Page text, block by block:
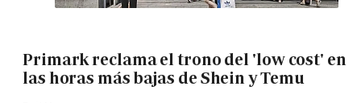
Primark reclama el trono del 'low cost' en
las horas más bajas de Shein y Temu